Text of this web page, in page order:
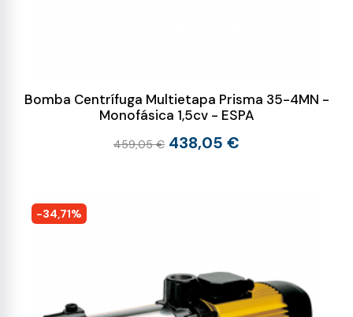
Bomba Centrífuga Multietapa Prisma 35-4MN -
Monofásica 1,5cv - ESPA
459,05 € 438,05 €
-34,71%